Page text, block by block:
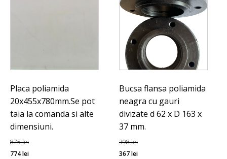
Placa poliamida
20x455x780mm.Se pot
taia la comanda si alte
dimensiuni.
875lei
Prețul
774leiPrețul
Bucsa flansa poliamida
neagra cu gauri
divizate d 62 x D 163 x
37 mm.
398lei
Prețul
367leiPrețul